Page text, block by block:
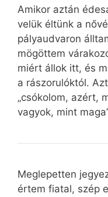
Amikor aztán
velük éltünk a
pályaudvaron
mögöttem
miért állok itt, és
a rászorulóktól.
„csókolom, azért,
vagyok, mint
Meglepetten
értem fiatal, szép